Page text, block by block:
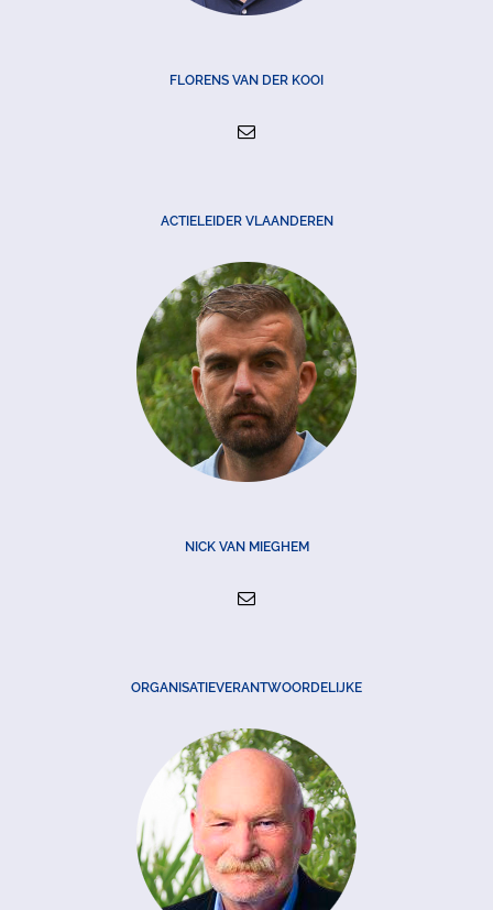
FLORENS VAN DER KOOI
ACTIELEIDER VLAANDEREN
NICK VAN MIEGHEM
ORGANISATIEVERANTWOORDELIJKE